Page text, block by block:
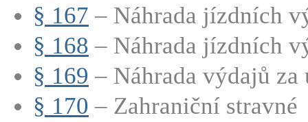
§ 167 – Náhrada jízdních
§ 168 – Náhrada jízdních
§ 169 – Náhrada výdajů
§ 170 – Zahraniční stravné